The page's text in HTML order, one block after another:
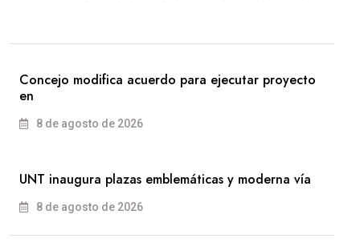
Concejo modifica acuerdo para ejecutar proyecto
en
8 de agosto de 2026
UNT inaugura plazas emblemáticas y moderna vía
8 de agosto de 2026